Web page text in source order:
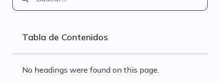
Tabla de Contenidos
No headings were found on this page.